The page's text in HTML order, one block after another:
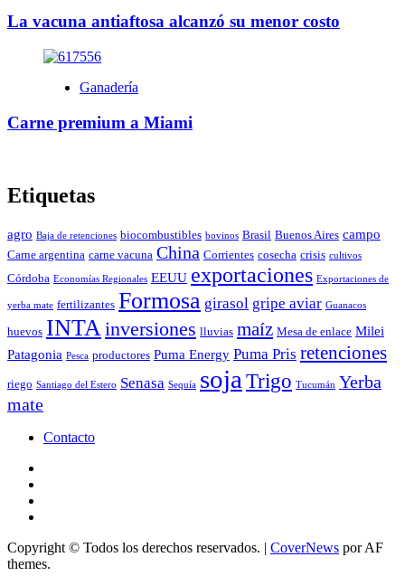
La vacuna antiaftosa alcanzó su menor costo
Ganadería
Carne premium a Miami
Etiquetas
agro Baja de retenciones biocombustibles bovinos Brasil Buenos Aires campo
Carne argentina carne vacuna China Corrientes cosecha crisis cultivos
Córdoba Economías Regionales EEUU exportaciones Exportaciones de
yerba mate fertilizantes Formosa girasol gripe aviar Guanacos
huevos INTAinversiones lluvias maíz Mesa de enlace Milei
Patagonia Pesca productores Puma Energy Puma Pris retenciones
riego Santiago del Estero Senasa Sequía soja Trigo Tucumán Yerba
mate
Contacto
Copyright © Todos los derechos reservados. | CoverNews por AF
themes.